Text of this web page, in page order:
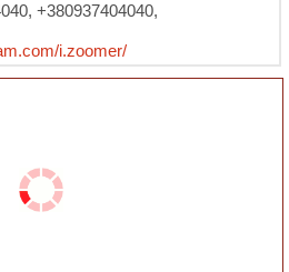
+380937404040,
i.zoomer/